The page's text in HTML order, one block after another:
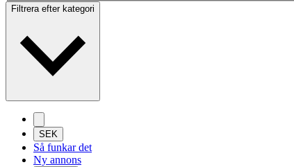
Filtrera efter kategori
SEK
Så funkar det
Ny annons